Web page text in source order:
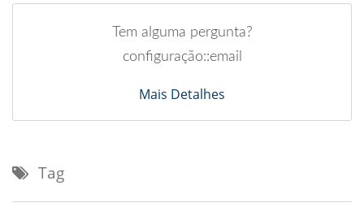
Tem alguma pergunta?
configuração::email
Mais Detalhes
Tag